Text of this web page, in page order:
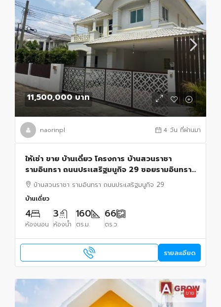
11,500,000 บาท
naorinpl 4 วัน ที่ผ่านมา
ให้เช่า ขาย บ้านเดี่ยว โครงการ บ้านสวนราชา
รามอินทรา ถนนประเสริฐมนูกิจ 29 ซอยรามอินทรา
14 เดินทางสะดวก
บ้านสวนราชา รามอินทรา ถนนประเสริฐมนูกิจ 29
บ้านเดี่ยว
4
ห้องนอน
3
ห้องน้ำ
160
ตร.ม.
66
ตร.ว.
รายละเอียด
ขาย